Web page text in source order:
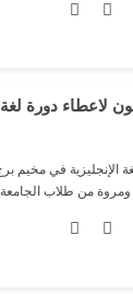
لاعطاء دورة لغة
الإنجليزية في مخيم
من طلاب الجامعة